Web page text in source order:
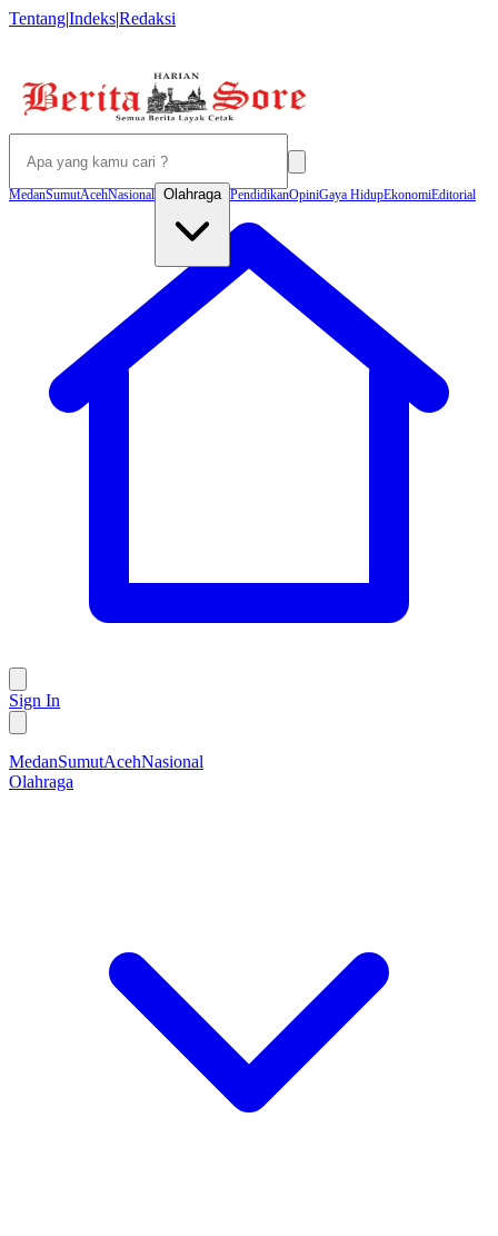
Tentang|Indeks|Redaksi
MedanSumutAcehNasional Olahraga PendidikanOpiniGaya HidupEkonomiEditorial
Sign In
MedanSumutAcehNasional
Olahraga